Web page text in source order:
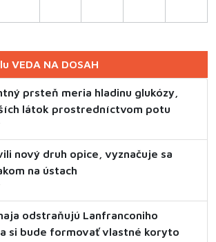
VEDA NA DOSAH
prsteň meria hladinu glukózy,
látok prostredníctvom potu
nový druh opice, vyznačuje sa
na ústach
odstraňujú Lanfranconiho
si bude formovať vlastné koryto